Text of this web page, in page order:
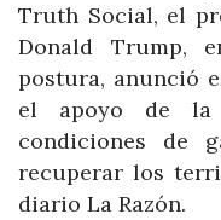
Truth Social, el
Donald Trump,
postura, anunció
el apoyo de la
condiciones de
recuperar los
diario La Razón.